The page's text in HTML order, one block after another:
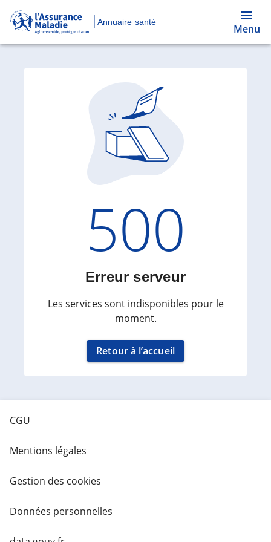
Annuaire santé
Menu
Code
500
Erreur serveur
Les services sont indisponibles pour le
moment.
Retour à l’accueil
CGU
Mentions légales
Gestion des cookies
Données personnelles